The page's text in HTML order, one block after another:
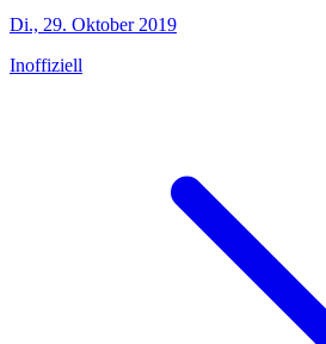
Di., 29. Oktober 2019
Inoffiziell